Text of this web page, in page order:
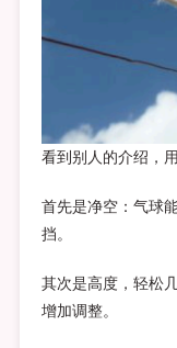
看到别人的介绍，
首先是净空：气球
挡。
其次是高度，轻松
增加调整。